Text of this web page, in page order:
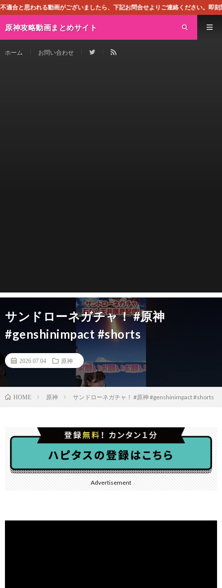
ございましたら、下記お問合せよりご連絡ください。即刻対処させて頂きま
原神攻略動画まとめサイト
ホーム お問い合わせ
サンドローネガチャ！ #原神
#genshinimpact #shorts
2026.07.04 原神
HOME 原神 サンドローネガチャ！ #原神 #genshinimpact #shorts
Advertisement